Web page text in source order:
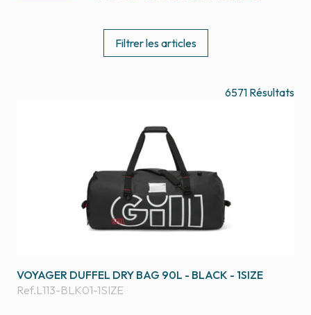
Filtrer les articles
6571 Résultats
VOYAGER DUFFEL DRY BAG 90L - BLACK - 1SIZE
Ref.L113-BLK01-1SIZE